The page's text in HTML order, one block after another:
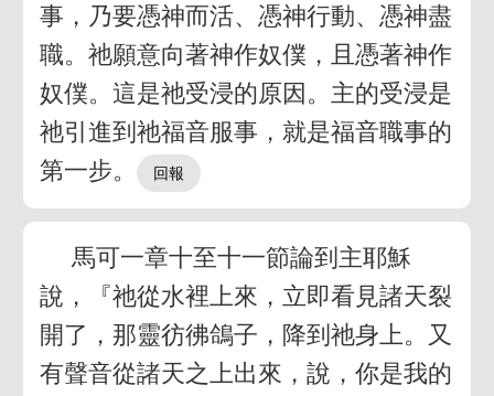
事，乃要憑神而活、憑神行動、憑神盡
職。祂願意向著神作奴僕，且憑著神作
奴僕。這是祂受浸的原因。主的受浸是
祂引進到祂福音服事，就是福音職事的
第一步。
馬可一章十至十一節論到主耶穌
說，『祂從水裡上來，立即看見諸天裂
開了，那靈彷彿鴿子，降到祂身上。又
有聲音從諸天之上出來，說，你是我的